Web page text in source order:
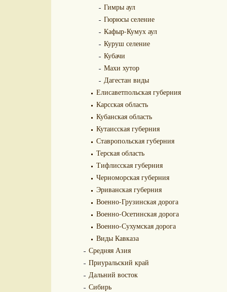
Гимры аул
Гюрюсы селение
Кафыр-Кумух аул
Куруш селение
Кубачи
Махи хутор
Дагестан виды
Елисаветпольская губерния
Карсская область
Кубанская область
Кутаисская губерния
Ставропольская губерния
Терская область
Тифлисская губерния
Черноморская губерния
Эриванская губерния
Военно-Грузинская дорога
Военно-Осетинская дорога
Военно-Сухумская дорога
Виды Кавказа
Средняя Азия
Приуральский край
Дальний восток
Сибирь